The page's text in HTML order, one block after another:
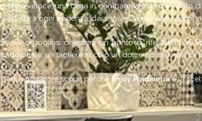
pranzo veloce, una cena in compagnia o un momento
si adatta a ogni esigenza, dai sapori classici alle
Siamo orgogliosi di essere un punto di riferimento a
tradizionale, un tagliere ricco o un dolce goloso, da noi
Vieni a trovarci e scopri perchéEnjoy Piadineriaè la